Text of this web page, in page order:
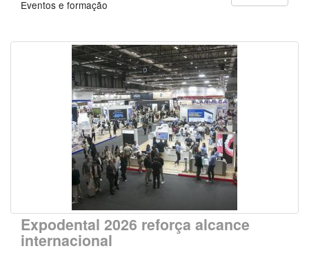
Eventos e formação
Expodental 2026 reforça alcance
internacional